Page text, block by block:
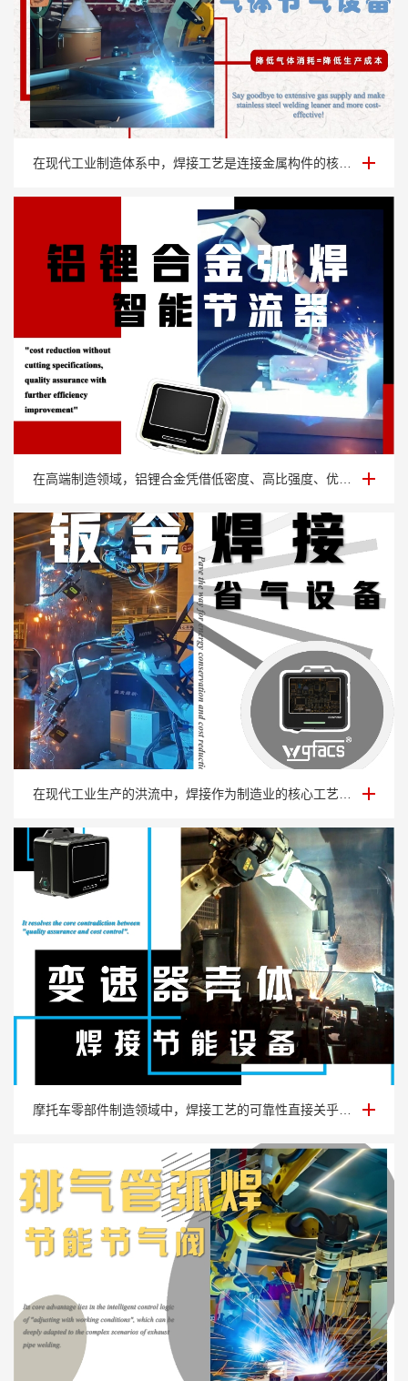
不锈钢弧焊气体节气设备 在现代工业制造体系中，焊接工艺是连接金属构件的核心技术，其工艺水平直接关乎产品的···
铝锂合金弧焊智能节流器 在高端制造领域，铝锂合金凭借低密度、高比强度、优异的抗腐蚀性能，成为航空航天、新···
钣金焊接省气设备
变速器壳体焊接节能设备 摩托车零部件制造领域中，焊接工艺的可靠性直接关乎整车动力传递与行驶安全，变速器壳···